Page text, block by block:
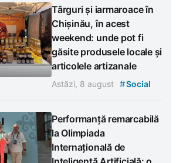
Târguri și iarmaroace în
Chișinău, în acest
weekend: unde pot fi
găsite produsele locale și
articolele artizanale
Astăzi, 8 august #Social
Performanță remarcabilă
la Olimpiada
Internațională de